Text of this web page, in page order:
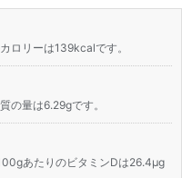
ロリーは139kcalです。
の量は6.29gです。
あたりのビタミンDは26.4μg